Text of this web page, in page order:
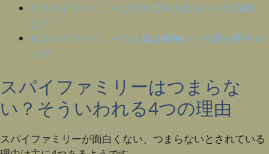
3 スパイファミリーは打ち切りされる？その真相
は？
4 スパイファミリーの人気は根強い！今後も要チェ
ック
スパイファミリーはつまらな
い？そういわれる4つの理由
スパイファミリーが面白くない、つまらないとされている